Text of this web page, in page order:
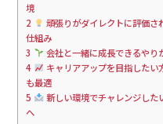
境
2
頑張りがダイレクトに評価さ
仕組み
3
会社と一緒に成長できるやり
4
キャリアアップを目指したい
も最適
5
新しい環境でチャレンジした
へ